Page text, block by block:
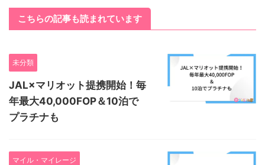
こちらの記事も読まれています
未分類
JAL×マリオット提携開始！毎
年最大40,000FOP＆10泊で
プラチナも
マイル・マイレージ